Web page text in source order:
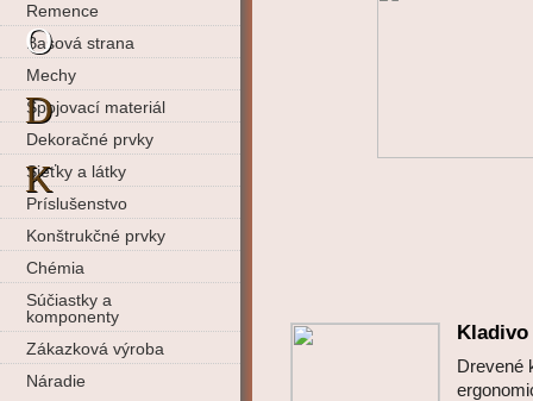
Remence
Basová strana
Mechy
Spojovací materiál
Dekoračné prvky
Sieťky a látky
Príslušenstvo
Konštrukčné prvky
Chémia
Súčiastky a
komponenty
Zákazková výroba
Náradie
O
D
K
Kladivo
Drevené